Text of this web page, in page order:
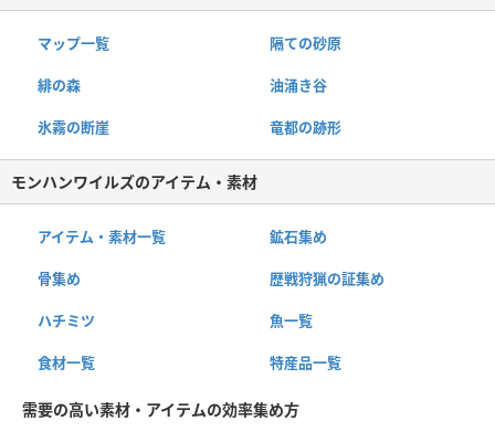
マップ一覧 隔ての砂原
緋の森 油涌き谷
氷霧の断崖 竜都の跡形
モンハンワイルズのアイテム・素材
アイテム・素材一覧 鉱石集め
骨集め 歴戦狩猟の証集め
ハチミツ 魚一覧
食材一覧 特産品一覧
需要の高い素材・アイテムの効率集め方